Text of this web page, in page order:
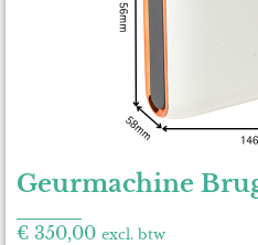
Geurmachine
€ 350,00 excl. btw